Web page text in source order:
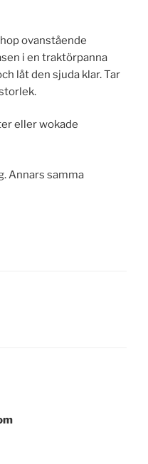
ovanstående
i en traktörpanna
låt den sjuda klar. Tar
eller wokade
Annars samma